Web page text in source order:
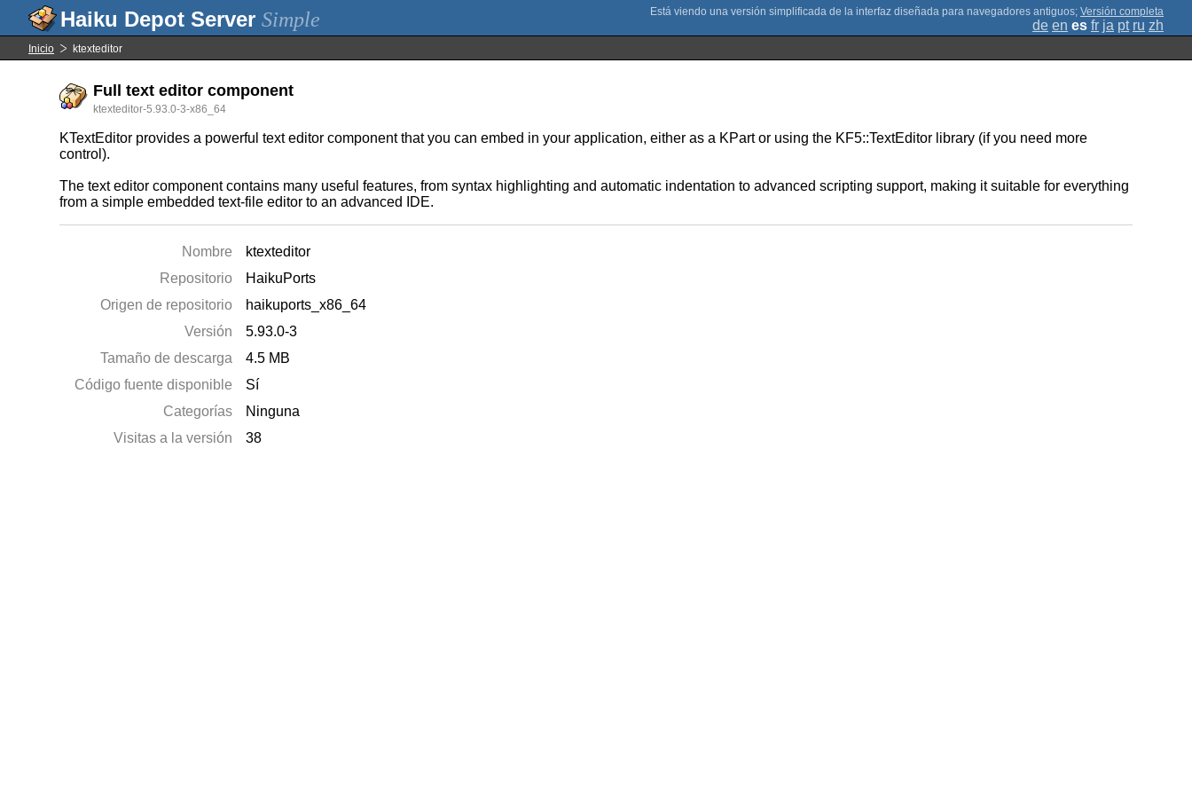
Simple ; Versión completa
de en es fr ja pt ru zh
Inicio ktexteditor
Full text editor component
ktexteditor-5.93.0-3-x86_64
KTextEditor provides a powerful text editor component that you can embed in your application, either as a KPart or using the KF5::TextEditor library (if you need more
control).
The text editor component contains many useful features, from syntax highlighting and automatic indentation to advanced scripting support, making it suitable for everything
from a simple embedded text-file editor to an advanced IDE.
Nombre
ktexteditor
Repositorio
HaikuPorts
Origen de repositorio
haikuports_x86_64
Versión
5.93.0-3
Tamaño de descarga
4.5 MB
Código fuente disponible
Sí
Categorías
Ninguna
Visitas a la versión
38